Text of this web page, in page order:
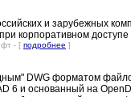
и зарубежных
корпоративном доступе
- [ подробнее ]
DWG форматом
6 и основанный на